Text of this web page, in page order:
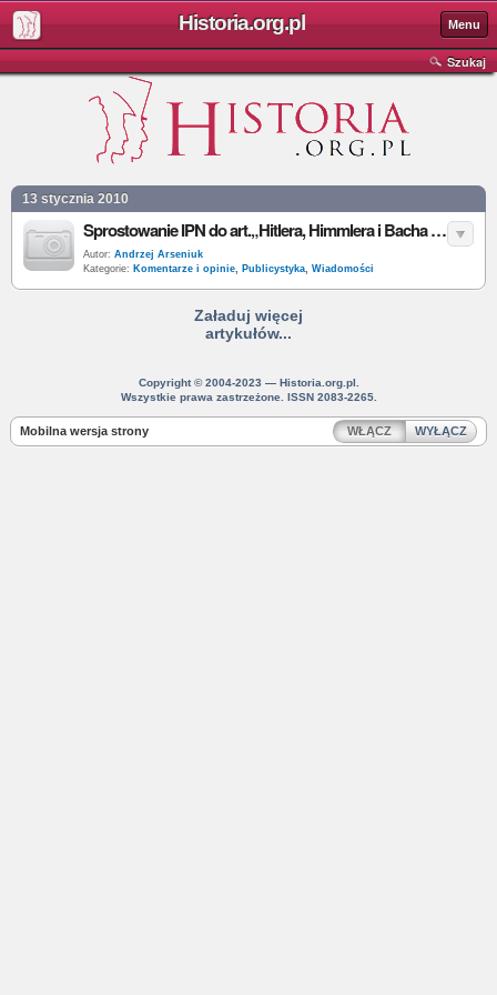
Historia.org.pl Menu
Szukaj
13 stycznia 2010
Sprostowanie IPN do art.„Hitlera, Himmlera i Bacha Zalewskiego IPN już nie ściga”
Autor: Andrzej Arseniuk
Kategorie: Komentarze i opinie, Publicystyka, Wiadomości
Załaduj więcej
artykułów...
Copyright © 2004-2023 — Historia.org.pl.
Wszystkie prawa zastrzeżone. ISSN 2083-2265.
Mobilna wersja strony WŁĄCZ WYŁĄCZ